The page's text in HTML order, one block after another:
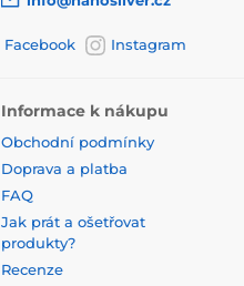
Facebook Instagram
Informace k nákupu
Obchodní podmínky
Doprava a platba
FAQ
Jak prát a ošetřovat
produkty?
Recenze